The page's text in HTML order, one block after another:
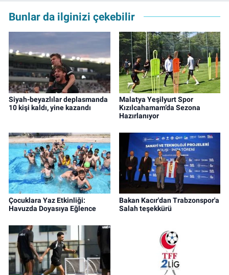
Bunlar da ilginizi çekebilir
Siyah-beyazlılar deplasmanda
10 kişi kaldı, yine kazandı
Malatya Yeşilyurt Spor
Kızılcahamam’da Sezona
Hazırlanıyor
Çocuklara Yaz Etkinliği:
Havuzda Doyasıya Eğlence
Bakan Kacır'dan Trabzonspor'a
Salah teşekkürü